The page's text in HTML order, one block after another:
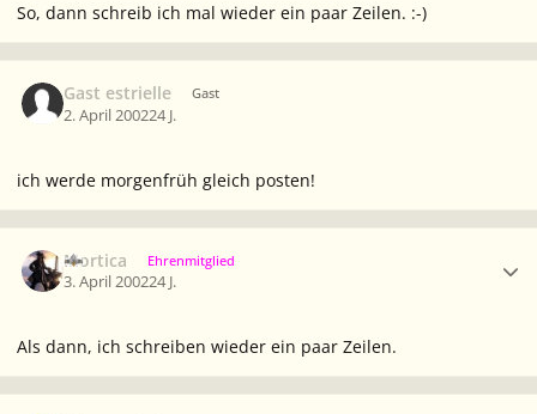
So, dann schreib ich mal wieder ein paar Zeilen. :-)
Gast estrielle Gast
2. April 200224 J.
ich werde morgenfrüh gleich posten!
Mortica Ehrenmitglied
3. April 200224 J.
Als dann, ich schreiben wieder ein paar Zeilen.